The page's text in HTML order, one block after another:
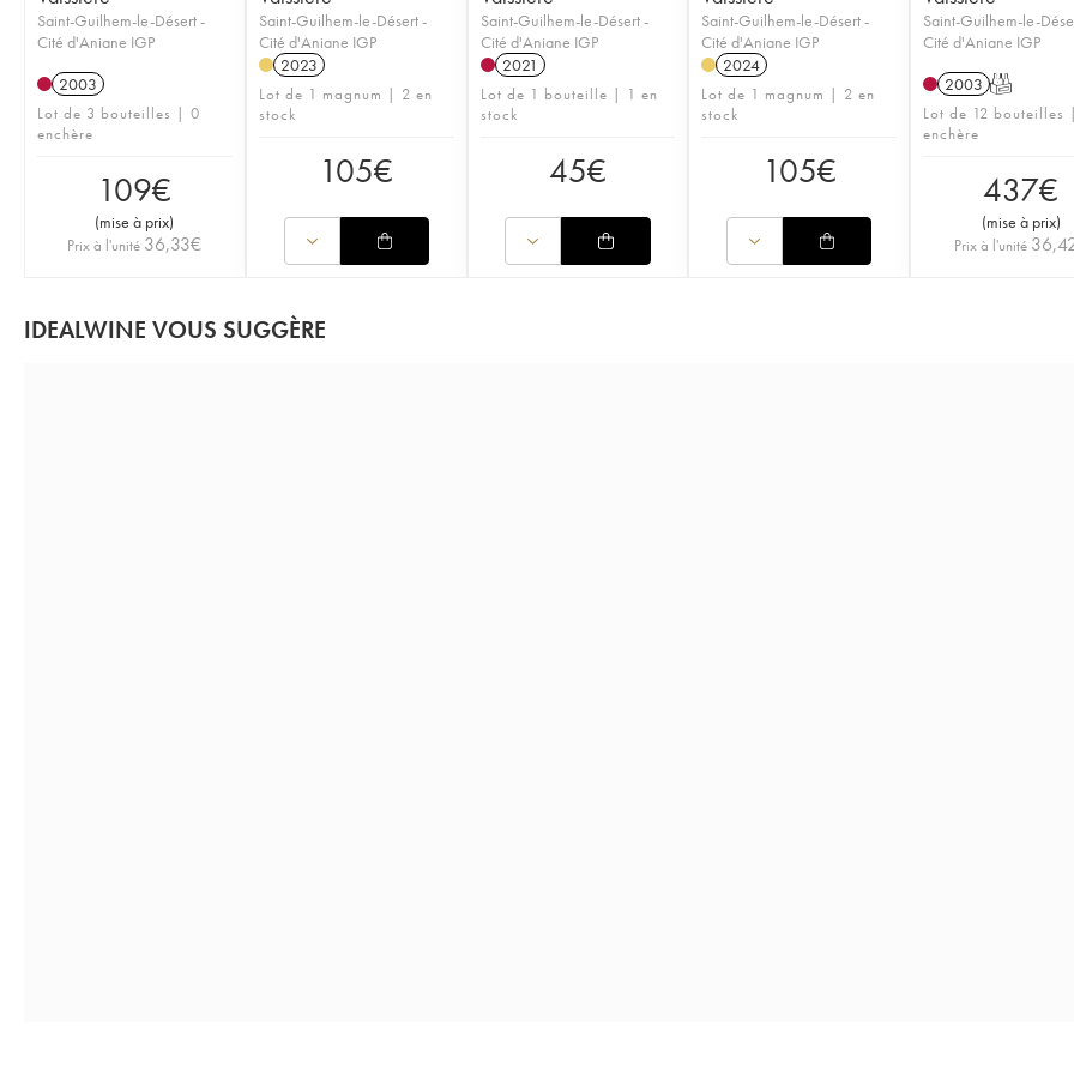
Saint-Guilhem-le-Désert -
Cité d'Aniane IGP
2003
Lot de 3 bouteilles | 0
enchère
109€
(mise à prix)
Prix à l'unité 36,33€
Saint-Guilhem-le-Désert -
Cité d'Aniane IGP
2023
Lot de 1 magnum | 2 en
stock
105€
Saint-Guilhem-le-Désert -
Cité d'Aniane IGP
2021
Lot de 1 bouteille | 1 en
stock
45€
Saint-Guilhem-le-Désert -
Cité d'Aniane IGP
2024
Lot de 1 magnum | 2 en
stock
105€
Saint-Guilhem-le-
Cité d'Aniane IGP
2003 T
Lot de 12 bouteilles
enchère
437€
(mise à prix)
Prix à l'unité
IDEALWINE VOUS SUGGÈRE